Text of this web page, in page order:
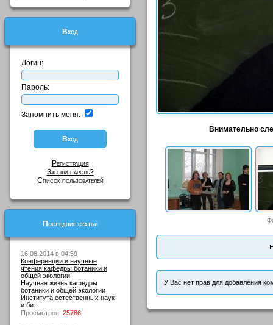
Вход
Логин:
Пароль:
Запомнить меня:
Регистрация
Забыли пароль?
Список пользователей
Последние статьи
16.08.2014 в 04:59
Конференции и научные
чтения кафедры ботаники и
общей экологии
Научная жизнь кафедры
ботаники и общей экологии
Института естественных наук
и би...
Просмотров: 25786
Внимательно
У Вас нет прав для добавления